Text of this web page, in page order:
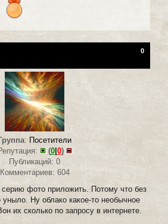
0
: Посетители
(0| 0)
Публикаций: 0
Комментариев: 604
фото приложить. Потому что без
уныло. Ну облако какое-то необычное
их сколько по запросу в интернете.